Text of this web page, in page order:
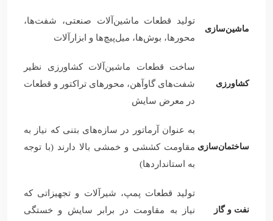
ماشین‌سازی
تولید قطعات ماشین‌آلات صنعتی، شفت‌ها،
محورها، بوش‌ها، میل‌پیچ‌ها و ابزارآلات
کشاورزی
ساخت قطعات ماشین‌آلات کشاورزی نظیر
شفت‌های گاوآهن، محورهای تراکتور و قطعات
در معرض سایش
ساختمان‌سازی
به عنوان آرماتور در سازه‌های بتنی که نیاز به
مقاومت کششی و خمشی بالا دارند (با توجه
به استانداردها)
نفت و گاز
تولید قطعات پمپ، شیرآلات و تجهیزاتی که
نیاز به مقاومت در برابر سایش و خستگی